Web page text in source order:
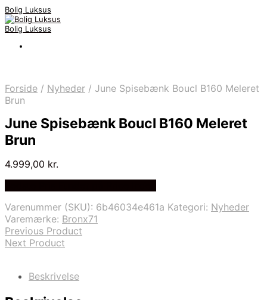
Bolig Luksus
Bolig Luksus
Forside / Nyheder / June Spisebænk Boucl B160 Meleret
Brun
June Spisebænk Boucl B160 Meleret
Brun
4.999,00 kr.
Varenummer (SKU): 6b46034e461a Kategori: Nyheder
Varemærke: Bronx71
Previous Product
Next Product
Beskrivelse